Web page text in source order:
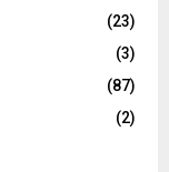
(23)
(3)
(87)
(2)